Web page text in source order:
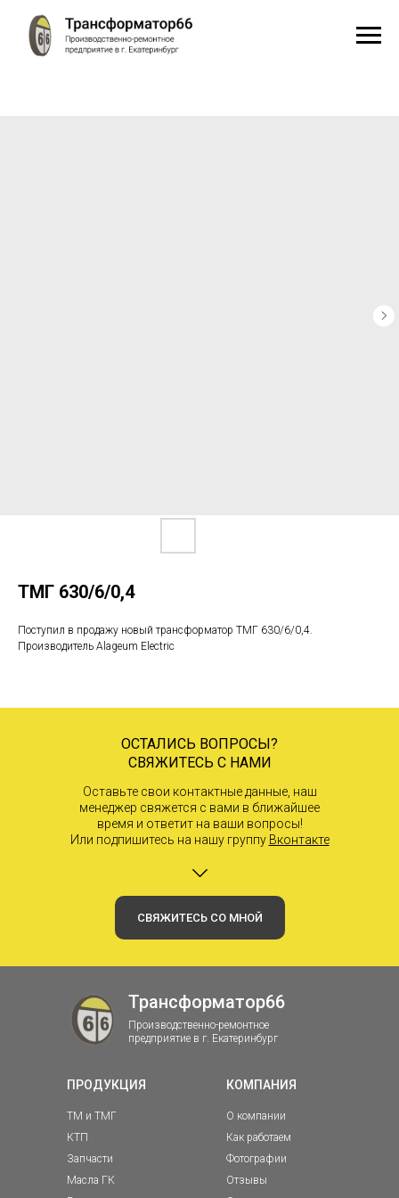
ТМГ 630/6/0,4
Поступил в продажу новый трансформатор ТМГ 630/6/0,4.
Производитель Alageum Electric
ОСТАЛИСЬ ВОПРОСЫ?
СВЯЖИТЕСЬ С НАМИ
Оставьте свои контактные данные, наш
менеджер свяжется с вами в ближайшее
время и ответит на ваши вопросы!
Или подпишитесь на нашу группу Вконтакте
СВЯЖИТЕСЬ СО МНОЙ
Трансформатор66
Производственно-ремонтное
предприятие в г. Екатеринбург
ПРОДУКЦИЯ КОМПАНИЯ
О компании
Как работаем
Фотографии
Отзывы
ТМ и ТМГ
КТП
Запчасти
Масла ГК